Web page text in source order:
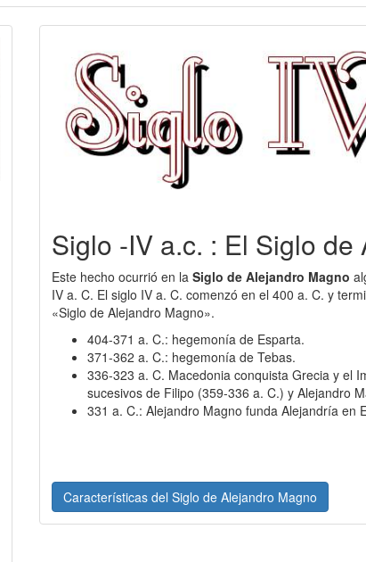
Siglo -IV a.c. : El Siglo
Este hecho ocurrió en la Siglo de Alejandro Magno
IV a. C. El siglo IV a. C. comenzó en el 400 a. C. y
«Siglo de Alejandro Magno».
404-371 a. C.: hegemonía de Esparta.
371-362 a. C.: hegemonía de Tebas.
336-323 a. C. Macedonia conquista Grecia y el
sucesivos de Filipo (359-336 a. C.) y Alejandro
331 a. C.: Alejandro Magno funda Alejandría en
Características del Siglo de Alejandro Magno